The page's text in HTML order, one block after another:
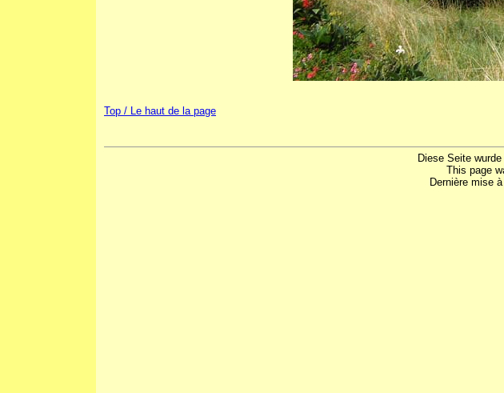
Top / Le haut de la page
Diese Seite
This page
Dernière mise